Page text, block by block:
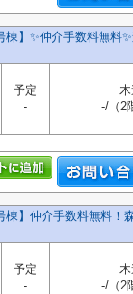
棟】✨️仲介手数料無料
予定
-
木
-/（2
棟】仲介手数料無料！
予定
-
木
-/（2